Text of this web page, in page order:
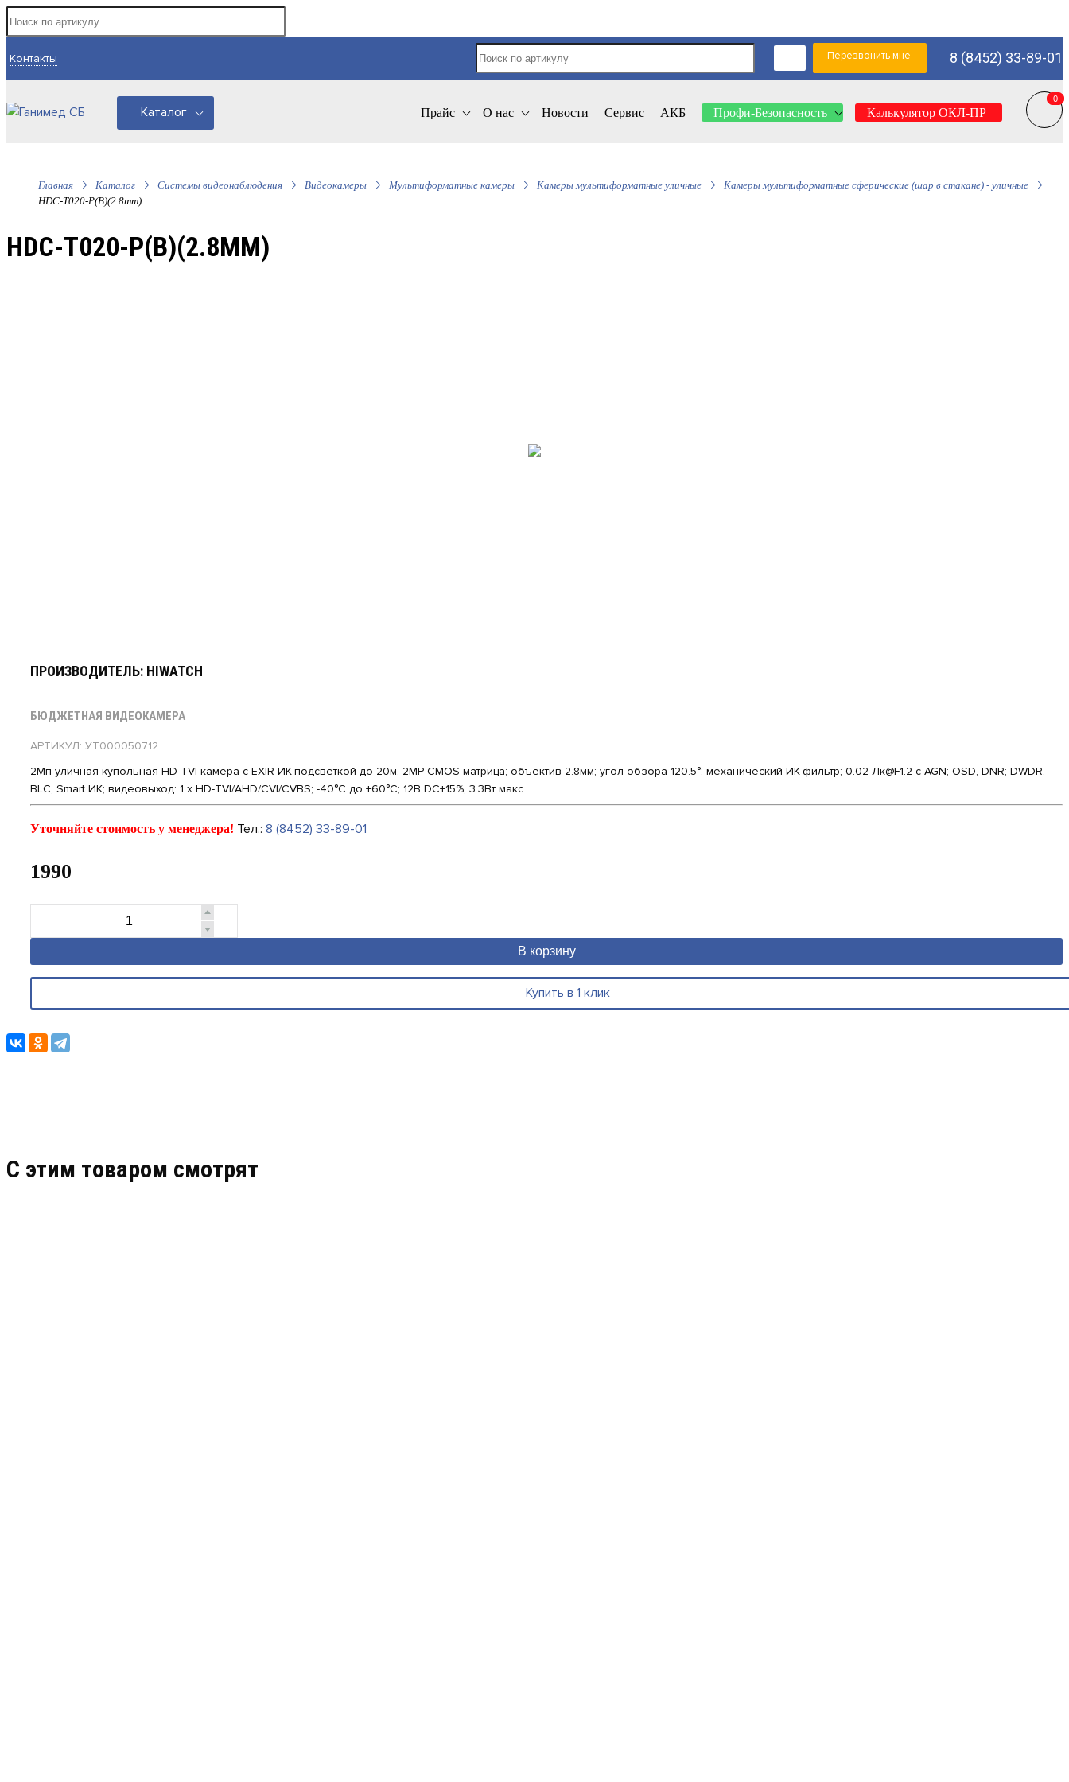
Контакты Перезвонить мне 8 (8452) 33-89-01
0
0
Прайс О нас Новости Сервис АКБ Профи-Безопасность Калькулятор ОКЛ-ПР
Каталог
Главная Каталог Системы видеонаблюдения Видеокамеры Мультиформатные камеры Камеры мультиформатные уличные
Камеры мультиформатные сферические (шар в стакане) - уличные
HDC-T020-P(B)(2.8mm)
HDC-T020-P(B)(2.8MM)
ПРОИЗВОДИТЕЛЬ: HIWATCH
БЮДЖЕТНАЯ ВИДЕОКАМЕРА
АРТИКУЛ: УТ000050712
2Мп уличная купольная HD-TVI камера с EXIR ИК-подсветкой до 20м. 2MP CMOS матрица; объектив 2.8мм; угол обзора 120.5°; механический ИК-фильтр; 0.02 Лк@F1.2 с AGN; OSD, DNR; DWDR,
BLC, Smart ИК; видеовыход: 1 х HD-TVI/AHD/CVI/CVBS; -40°С до +60°С; 12В DC±15%, 3.3Вт макс.
Уточняйте стоимость у менеджера! Тел.: 8 (8452) 33-89-01
1990
В корзину
Купить в 1 клик
C этим товаром смотрят